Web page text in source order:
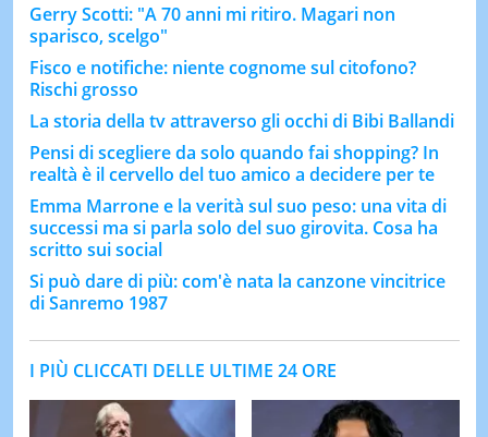
Gerry Scotti: "A 70 anni mi ritiro. Magari non
sparisco, scelgo"
Fisco e notifiche: niente cognome sul citofono?
Rischi grosso
La storia della tv attraverso gli occhi di Bibi Ballandi
Pensi di scegliere da solo quando fai shopping? In
realtà è il cervello del tuo amico a decidere per te
Emma Marrone e la verità sul suo peso: una vita di
successi ma si parla solo del suo girovita. Cosa ha
scritto sui social
Si può dare di più: com'è nata la canzone vincitrice
di Sanremo 1987
I PIÙ CLICCATI DELLE ULTIME 24 ORE